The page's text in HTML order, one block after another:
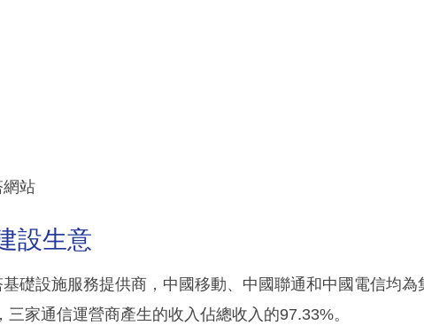
網站
設生意
礎設施服務提供商，中國移動、中國聯通和中國電信均為
家通信運營商產生的收入佔總收入的97.33%。